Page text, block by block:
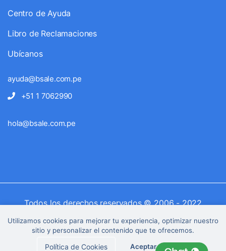
Centro de Ayuda
Libro de Reclamaciones
Ubícanos
ayuda@bsale.com.pe
+51 1 7062990
hola@bsale.com.pe
Todos los derechos reservados © 2006 - 2022
Utilizamos cookies para mejorar tu experiencia, optimizar nuestro
sitio y personalizar el contenido que te ofrecemos.
Política de Cookies Aceptar